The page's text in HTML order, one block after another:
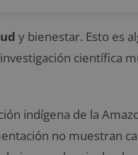
y bienestar. Esto es
científica
indígena de la
no muestran